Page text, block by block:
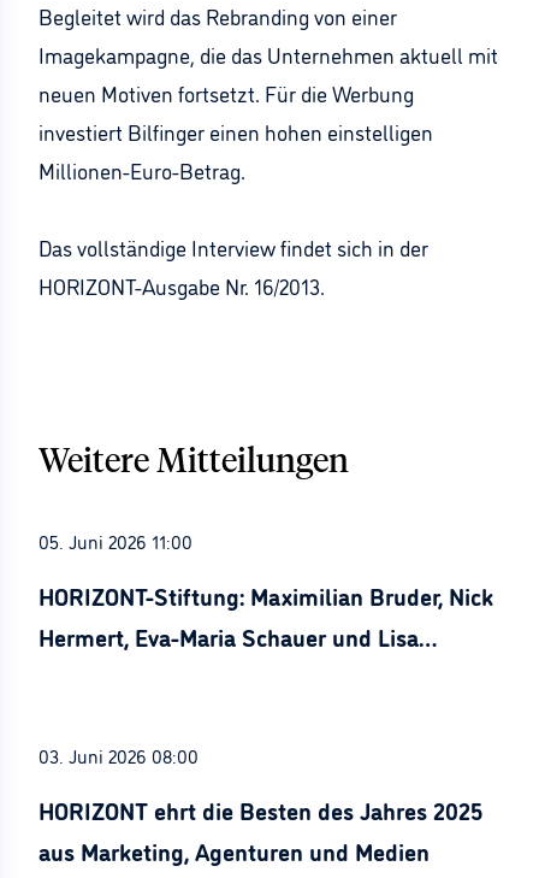
Begleitet wird das Rebranding von einer
Imagekampagne, die das Unternehmen aktuell mit
neuen Motiven fortsetzt. Für die Werbung
investiert Bilfinger einen hohen einstelligen
Millionen-Euro-Betrag.
Das vollständige Interview findet sich in der
HORIZONT-Ausgabe Nr. 16/2013.
Weitere Mitteilungen
05. Juni 2026 11:00
HORIZONT-Stiftung: Maximilian Bruder, Nick
Hermert, Eva-Maria Schauer und Lisa
03. Juni 2026 08:00
HORIZONT ehrt die Besten des Jahres 2025
aus Marketing, Agenturen und Medien